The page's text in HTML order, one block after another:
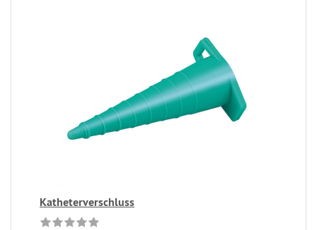
Katheterverschluss